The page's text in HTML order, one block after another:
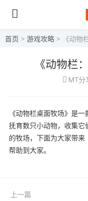
首页 > 游戏攻略 > 《动物
《动物栏
MT分
《动物栏桌面牧场》是
抚育数只小动物，收集
的牧场，下面为大家带
帮助到大家。
上一篇